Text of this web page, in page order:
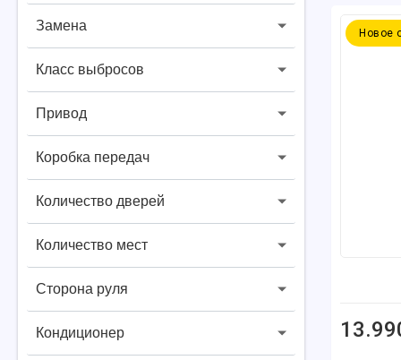
Замена
Класс выбросов
Привод
Коробка передач
Количество дверей
Количество мест
Сторона руля
Кондиционер
Новое